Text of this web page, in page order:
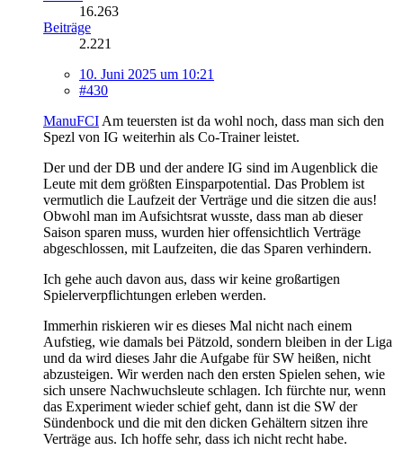
16.263
Beiträge
2.221
10. Juni 2025 um 10:21
#430
ManuFCI Am teuersten ist da wohl noch, dass man sich den
Spezl von IG weiterhin als Co-Trainer leistet.
Der und der DB und der andere IG sind im Augenblick die
Leute mit dem größten Einsparpotential. Das Problem ist
vermutlich die Laufzeit der Verträge und die sitzen die aus!
Obwohl man im Aufsichtsrat wusste, dass man ab dieser
Saison sparen muss, wurden hier offensichtlich Verträge
abgeschlossen, mit Laufzeiten, die das Sparen verhindern.
Ich gehe auch davon aus, dass wir keine großartigen
Spielerverpflichtungen erleben werden.
Immerhin riskieren wir es dieses Mal nicht nach einem
Aufstieg, wie damals bei Pätzold, sondern bleiben in der Liga
und da wird dieses Jahr die Aufgabe für SW heißen, nicht
abzusteigen. Wir werden nach den ersten Spielen sehen, wie
sich unsere Nachwuchsleute schlagen. Ich fürchte nur, wenn
das Experiment wieder schief geht, dann ist die SW der
Sündenbock und die mit den dicken Gehältern sitzen ihre
Verträge aus. Ich hoffe sehr, dass ich nicht recht habe.